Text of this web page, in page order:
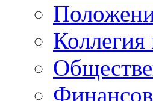
Коллегия